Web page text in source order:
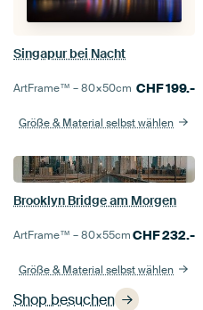
Shop besuchen
Singapur bei Nacht
ArtFrame™ –80×50cm CHF199.-
Größe & Material selbst wählen
Brooklyn Bridge am Morgen
ArtFrame™ –80×55cmCHF232.-
Größe & Material selbst wählen